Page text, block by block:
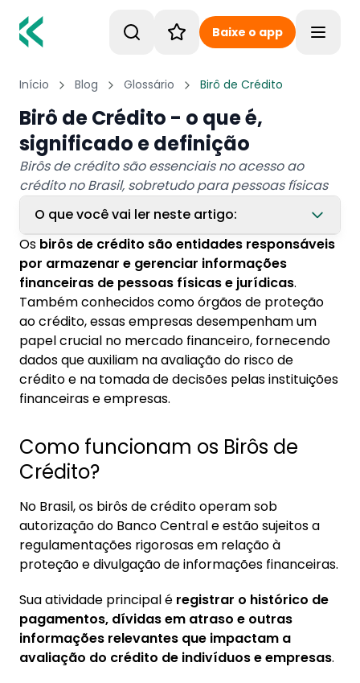
Baixe o app
Início Blog Glossário Birô de Crédito
Birô de Crédito - o que é,
significado e definição
Birôs de crédito são essenciais no acesso ao
crédito no Brasil, sobretudo para pessoas físicas
O que você vai ler neste artigo:
1. Como funcionam os Birôs de Crédito?
2. Principais Birôs de Crédito no Brasil:
2.1. 1. Serasa:
2.2. 2. SPC Brasil:
2.3. 3. Boa Vista:
2.4. 4. Quod:
Os birôs de crédito são entidades responsáveis
por armazenar e gerenciar informações
financeiras de pessoas físicas e jurídicas.
Também conhecidos como órgãos de proteção
ao crédito, essas empresas desempenham um
papel crucial no mercado financeiro, fornecendo
dados que auxiliam na avaliação do risco de
crédito e na tomada de decisões pelas instituições
financeiras e empresas.
Como funcionam os Birôs de
Crédito?
No Brasil, os birôs de crédito operam sob
autorização do Banco Central e estão sujeitos a
regulamentações rigorosas em relação à
proteção e divulgação de informações financeiras.
Sua atividade principal é registrar o histórico de
pagamentos, dívidas em atraso e outras
informações relevantes que impactam a
avaliação do crédito de indivíduos e empresas.